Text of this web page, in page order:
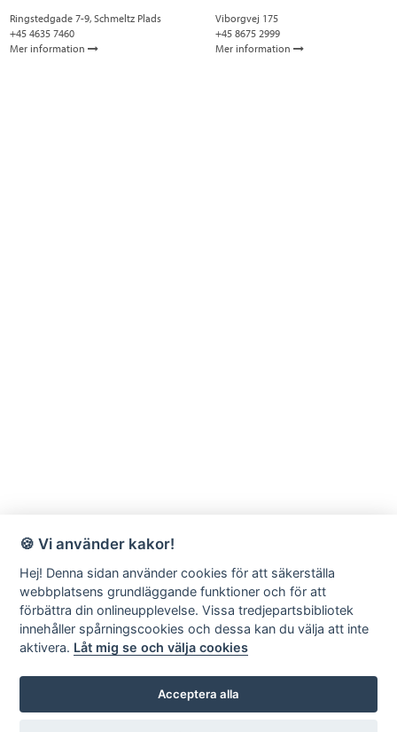
Ringstedgade 7-9, Schmeltz Plads
+45 4635 7460
Mer information
Viborgvej 175
+45 8675 2999
Mer information
🍪 Vi använder kakor!
Hej! Denna sidan använder cookies för att säkerställa
webbplatsens grundläggande funktioner och för att
förbättra din onlineupplevelse. Vissa tredjepartsbibliotek
innehåller spårningscookies och dessa kan du välja att inte
aktivera. Låt mig se och välja cookies
Acceptera alla